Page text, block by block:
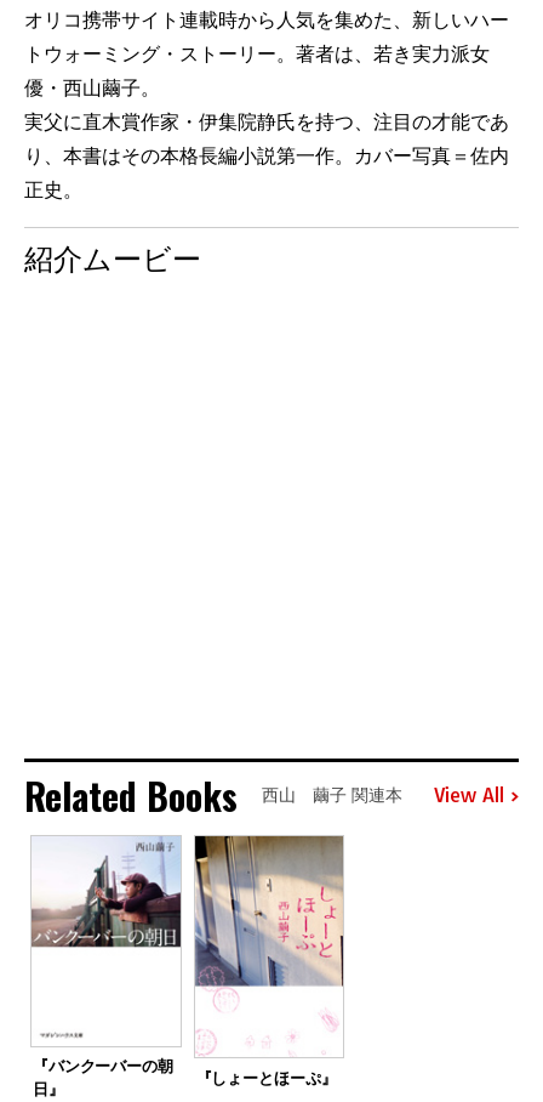
オリコ携帯サイト連載時から人気を集めた、新しいハー
トウォーミング・ストーリー。著者は、若き実力派女
優・西山繭子。
実父に直木賞作家・伊集院静氏を持つ、注目の才能であ
り、本書はその本格長編小説第一作。カバー写真＝佐内
正史。
紹介ムービー
Related Books 西山 繭子 関連本 View All
『バンクーバーの朝
日』
『しょーとほーぷ』